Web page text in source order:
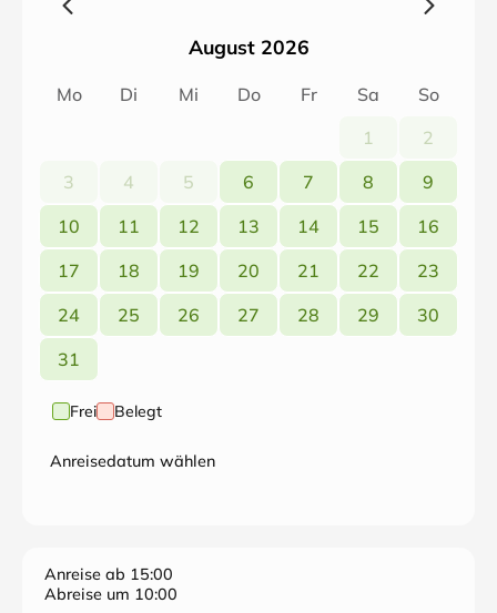
August 2026
Mo Di Mi Do Fr Sa
So
1
2
3
4 5 6 7 8
9
10
11 12 13 14 15
16
17
18 19 20 21 22
23
24
25 26 27 28 29
30
31
Frei Belegt
Anreisedatum wählen
Anreise ab 15:00
Abreise um 10:00